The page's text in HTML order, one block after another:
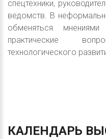
спецтехники,
ведомств. В
обменяться
практические
технологического
КАЛЕНДАРЬ